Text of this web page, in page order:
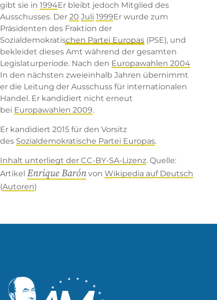
gibt sie in 1994Er bleibt jedoch Mitglied des
Ausschusses. Der 20 Juli 1999Er wurde zum
Präsidenten des Fraktion der
Sozialdemokratischen Partei Europas (PSE), und
bekleidet dieses Amt während der gesamten
Legislaturperiode. Nach den Europawahlen 2004
In den nächsten zweieinhalb Jahren übernimmt
er die Leitung der Ausschuss für internationalen
Handel . Er kandidiert nicht erneut
bei Europawahlen 2009.
Er kandidiert 2015 für den Vorsitz
des Sozialdemokratische Partei Europas.
Inhalt unterliegt der CC-BY-SA-Lizenz. Quelle:
Artikel Enrique Barón von Wikipedia auf Deutsch
(Autoren)